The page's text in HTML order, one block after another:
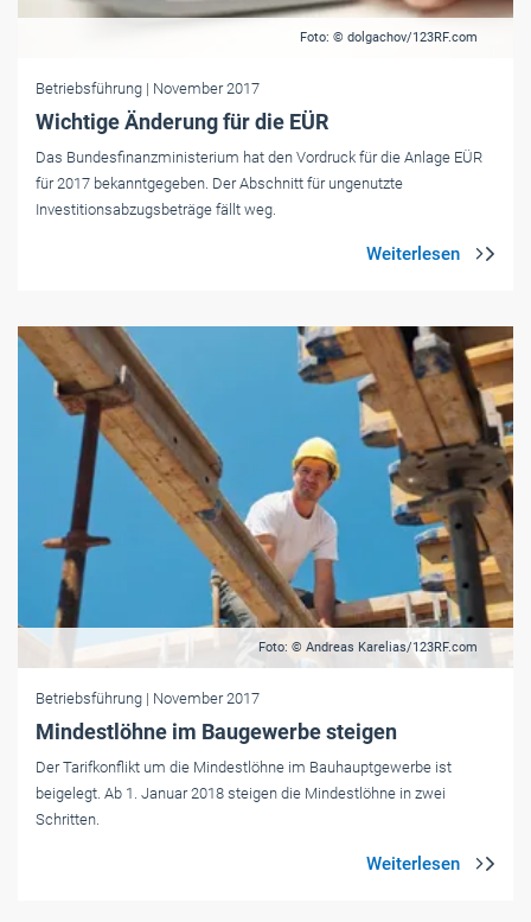
Foto: © dolgachov/123RF.com
Betriebsführung | November 2017
Wichtige Änderung für die EÜR
Das Bundesfinanzministerium hat den Vordruck für die Anlage EÜR
für 2017 bekanntgegeben. Der Abschnitt für ungenutzte
Investitionsabzugsbeträge fällt weg.
Foto: © Andreas Karelias/123RF.com
Betriebsführung | November 2017
Mindestlöhne im Baugewerbe steigen
Der Tarifkonflikt um die Mindestlöhne im Bauhauptgewerbe ist
beigelegt. Ab 1. Januar 2018 steigen die Mindestlöhne in zwei
Schritten.